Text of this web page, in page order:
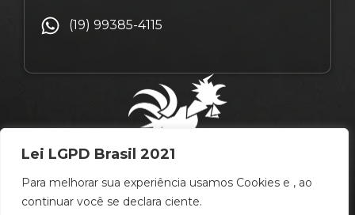
Lei LGPD Brasil 2021
Para melhorar sua experiência usamos Cookies e , ao
continuar você se declara ciente.
(19) 99385-4115